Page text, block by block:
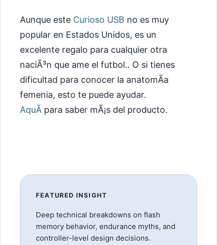
Aunque este Curioso USB no es muy
popular en Estados Unidos, es un
excelente regalo para cualquier otra
naciÃ³n que ame el futbol.. O si tienes
dificultad para conocer la anatomÃ­a
femenia, esto te puede ayudar.
AquÃ­ para saber mÃ¡s del producto.
FEATURED INSIGHT
Deep technical breakdowns on flash
memory behavior, endurance myths, and
controller-level design decisions.